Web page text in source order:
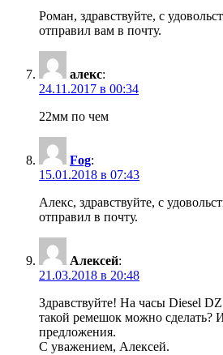
Роман, здравствуйте, с
отправил вам в почту.
алекс:
24.11.2017 в 00:34
22мм по чем
Fog:
15.01.2018 в 07:43
Алекс, здравствуйте, с
отправил в почту.
Алексей:
21.03.2018 в 20:48
Здравствуйте! На часы Diesel
такой ремешок можно
предложения.
С уважением, Алексей.